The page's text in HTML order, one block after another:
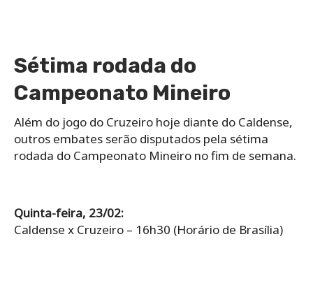
Sétima rodada do
Campeonato Mineiro
Além do jogo do Cruzeiro hoje diante do Caldense,
outros embates serão disputados pela sétima
rodada do Campeonato Mineiro no fim de semana.
Quinta-feira, 23/02:
Caldense x Cruzeiro – 16h30 (Horário de Brasília)